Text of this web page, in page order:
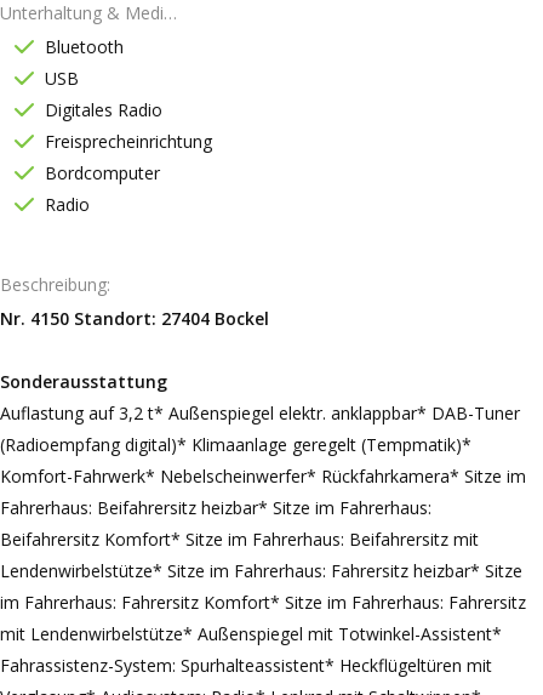
Unterhaltung & Medien
Bluetooth
USB
Digitales Radio
Freisprecheinrichtung
Bordcomputer
Radio
Beschreibung
Nr. 4150 Standort: 27404 Bockel
Sonderausstattung
Auflastung auf 3,2 t* Außenspiegel elektr. anklappbar* DAB-Tuner
(Radioempfang digital)* Klimaanlage geregelt (Tempmatik)*
Komfort-Fahrwerk* Nebelscheinwerfer* Rückfahrkamera* Sitze im
Fahrerhaus: Beifahrersitz heizbar* Sitze im Fahrerhaus:
Beifahrersitz Komfort* Sitze im Fahrerhaus: Beifahrersitz mit
Lendenwirbelstütze* Sitze im Fahrerhaus: Fahrersitz heizbar* Sitze
im Fahrerhaus: Fahrersitz Komfort* Sitze im Fahrerhaus: Fahrersitz
mit Lendenwirbelstütze* Außenspiegel mit Totwinkel-Assistent*
Fahrassistenz-System: Spurhalteassistent* Heckflügeltüren mit